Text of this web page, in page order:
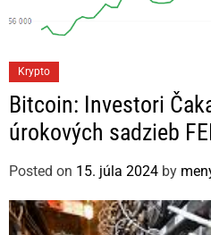
a
t
e
o
r
i
Krypto
Bitcoin: Investori
úrokových sadzieb
Posted on 15. júla 2024 by